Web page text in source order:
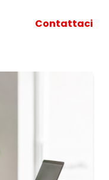
Contattaci